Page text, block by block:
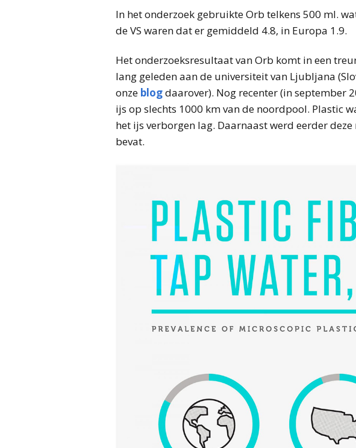
In het onderzoek gebruikte Orb telkens 500 ml.
de VS waren dat er gemiddeld 4.8, in Europa 1.9.
Het onderzoeksresultaat van Orb komt in een
lang geleden aan de universiteit van Ljubljana
onze blogdaarover). Nog recenter (in september
ijs op slechts 1000 km van de noordpool. Plastic
het ijs verborgen lag. Daarnaast werd eerder
bevat.